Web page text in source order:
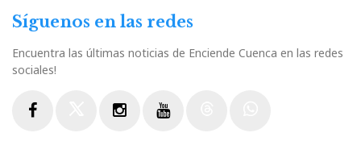
Síguenos en las redes
Encuentra las últimas noticias de Enciende Cuenca en las redes
sociales!